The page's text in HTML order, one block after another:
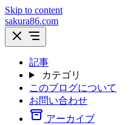
Skip to content
sakura86.com
記事
カテゴリ
このブログについて
お問い合わせ
アーカイブ